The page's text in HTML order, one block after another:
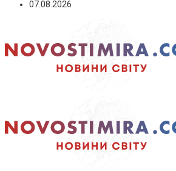
07.08.2026